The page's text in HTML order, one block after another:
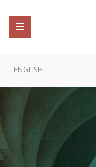
ENGLISH